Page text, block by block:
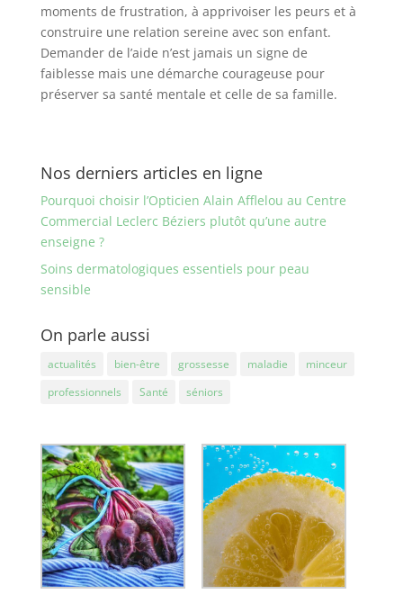
moments de frustration, à apprivoiser les peurs et à
construire une relation sereine avec son enfant.
Demander de l’aide n’est jamais un signe de
faiblesse mais une démarche courageuse pour
préserver sa santé mentale et celle de sa famille.
Nos derniers articles en ligne
Pourquoi choisir l’Opticien Alain Afflelou au Centre
Commercial Leclerc Béziers plutôt qu’une autre
enseigne ?
Soins dermatologiques essentiels pour peau
sensible
On parle aussi
actualités bien-être grossesse maladie
minceur
professionnels
Santé séniors